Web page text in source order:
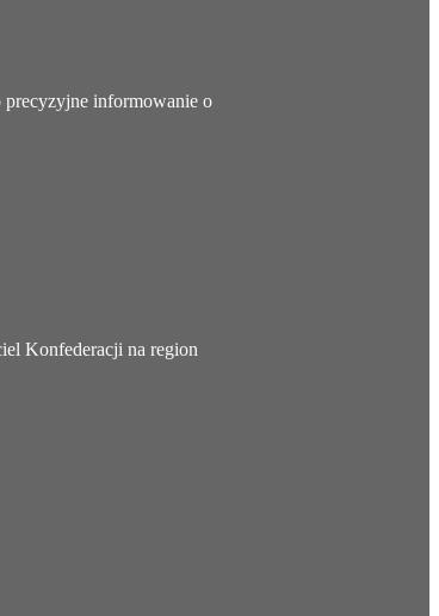
precyzyjne informowanie o
Konfederacji na region